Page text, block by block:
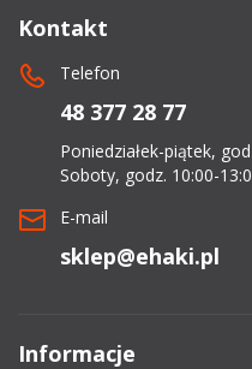
Kontakt
Telefon
48 377 28 77
Poniedziałek-piątek,
Soboty, godz. 10:00-
E-mail
sklep@ehaki.pl
Informacje